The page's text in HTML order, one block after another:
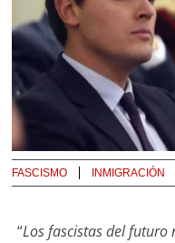
FASCISMO INMIGRACIÓN
“Los fascistas del futuro